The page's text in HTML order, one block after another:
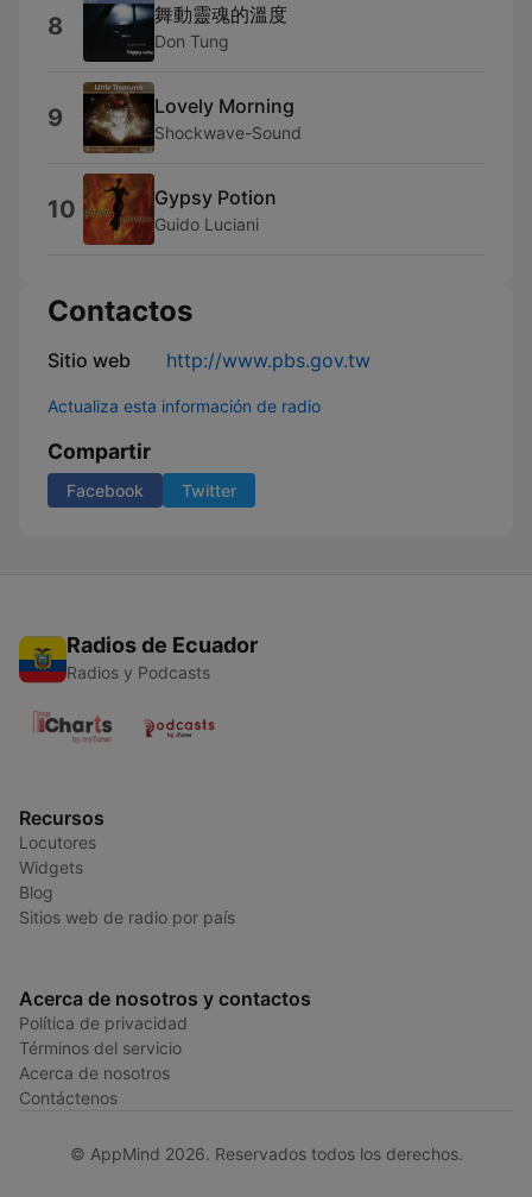
8 舞動靈魂的溫度
Don Tung
9 Lovely Morning
Shockwave-Sound
10 Gypsy Potion
Guido Luciani
Contactos
Sitio web http://www.pbs.gov.tw
Actualiza esta información de radio
Compartir
Facebook Twitter
Radios de Ecuador
Radios y Podcasts
Recursos
Locutores
Widgets
Blog
Sitios web de radio por país
Acerca de nosotros y contactos
Política de privacidad
Términos del servicio
Acerca de nosotros
Contáctenos
© AppMind 2026. Reservados todos los derechos.